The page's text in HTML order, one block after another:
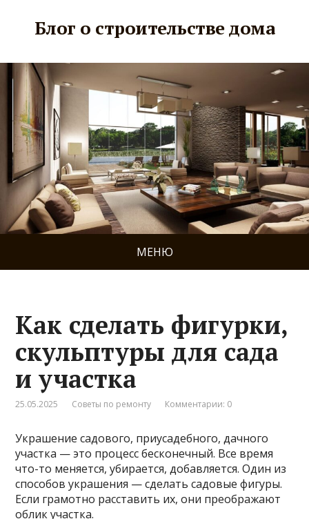
Блог о строительстве дома
МЕНЮ
Как сделать фигурки,
скульптуры для сада
и участка
25.05.2025 Советы по ремонту Комментарии: 0
Украшение садового, приусадебного, дачного
участка — это процесс бесконечный. Все время
что-то меняется, убирается, добавляется. Один из
способов украшения — сделать садовые фигуры.
Если грамотно расставить их, они преображают
облик участка.